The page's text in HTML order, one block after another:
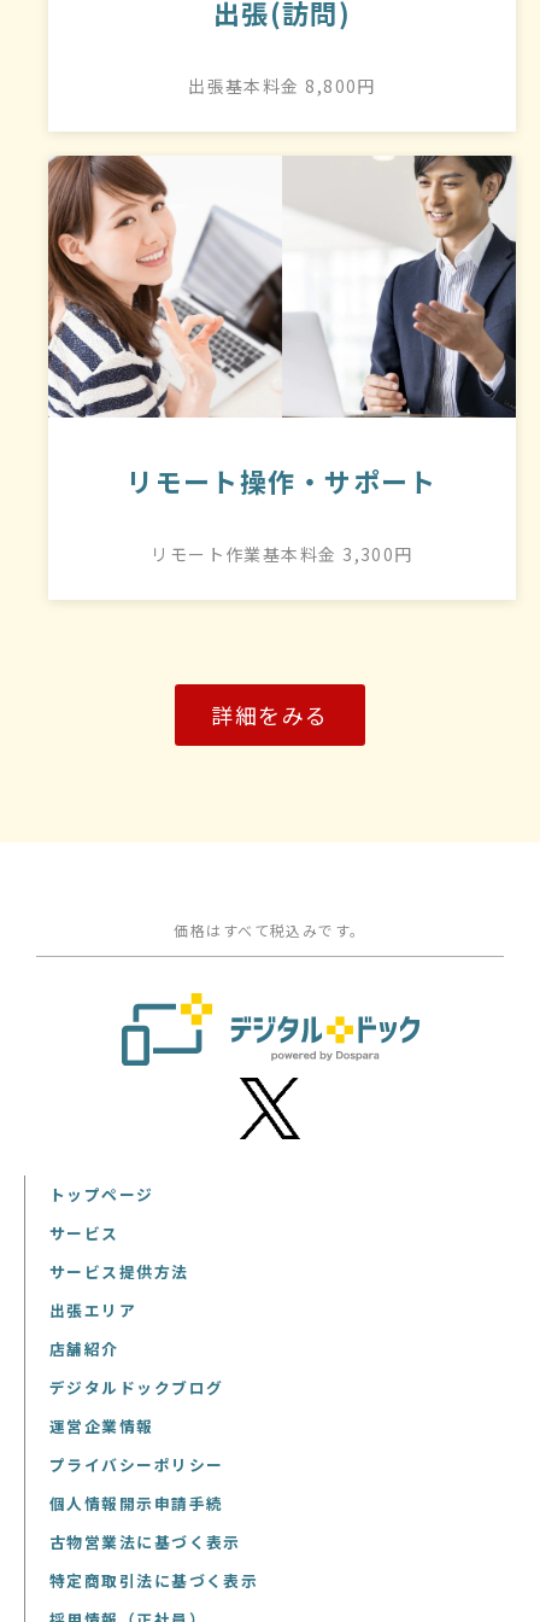
出張(訪問)
出張基本料金 8,800円
リモート操作・サポート
リモート作業基本料金 3,300円
詳細をみる
価格はすべて税込みです。
トップページ
サービス
サービス提供方法
出張エリア
店舗紹介
デジタルドックブログ
運営企業情報
プライバシーポリシー
個人情報開示申請手続
古物営業法に基づく表示
特定商取引法に基づく表示